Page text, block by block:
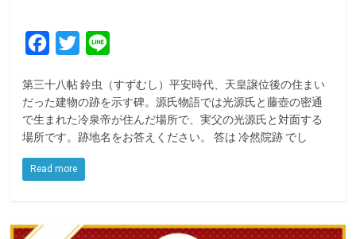
c
e
b
o
T
i
t
t
e
n
e
第三十八帖 鈴虫（すずむし）平安時代、天皇譲位後の住まい
だった建物の跡を示す碑。源氏物語では光源氏と藤壺の密通
で生まれた冷泉帝が住んだ場所で、実父の光源氏と対面する
場所です。跡地名をお答えください。 答は 冷然院跡 でし
Read more